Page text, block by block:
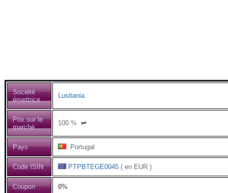
Société
émettrice
Lusitania
Prix sur le
marché
100 % ⇌
Pays Portugal
Code ISIN PTPBTEGE0045 ( en EUR )
Coupon 0%